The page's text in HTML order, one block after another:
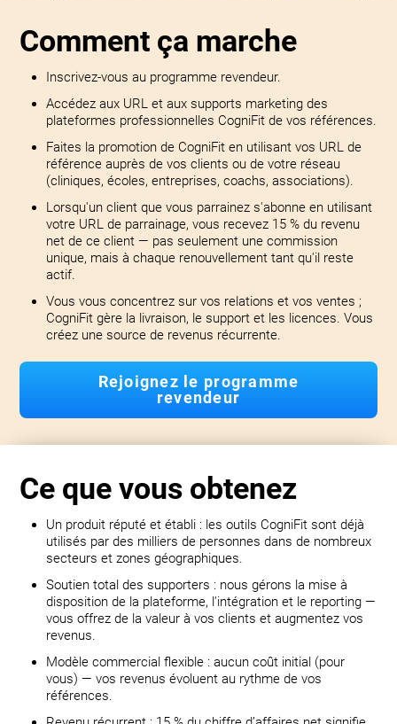
Comment ça marche
Inscrivez-vous au programme revendeur.
Accédez aux URL et aux supports marketing des
plateformes professionnelles CogniFit de vos références.
Faites la promotion de CogniFit en utilisant vos URL de
référence auprès de vos clients ou de votre réseau
(cliniques, écoles, entreprises, coachs, associations).
Lorsqu'un client que vous parrainez s'abonne en utilisant
votre URL de parrainage, vous recevez 15 % du revenu
net de ce client — pas seulement une commission
unique, mais à chaque renouvellement tant qu'il reste
actif.
Vous vous concentrez sur vos relations et vos ventes ;
CogniFit gère la livraison, le support et les licences. Vous
créez une source de revenus récurrente.
Rejoignez le programme
revendeur
Ce que vous obtenez
Un produit réputé et établi : les outils CogniFit sont déjà
utilisés par des milliers de personnes dans de nombreux
secteurs et zones géographiques.
Soutien total des supporters : nous gérons la mise à
disposition de la plateforme, l'intégration et le reporting —
vous offrez de la valeur à vos clients et augmentez vos
revenus.
Modèle commercial flexible : aucun coût initial (pour
vous) — vos revenus évoluent au rythme de vos
références.